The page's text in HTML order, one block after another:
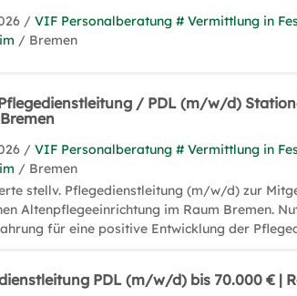
/VIF Personalberatung # Vermittlung in
/ Bremen
/ PDL (m/w/d)
/VIF Personalberatung # Vermittlung in
/ Bremen
stellv. Pflegedienstleitung (m/w/d) zur
Altenpflegeeinrichtung im Raum Bremen.
für eine positive Entwicklung der
PDL (m/w/d) bis 70.000 € |